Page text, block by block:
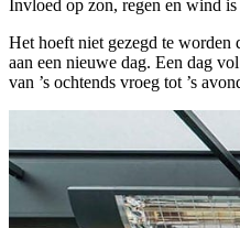
Invloed op zon, regen en wind
Het hoeft niet gezegd te worden
aan een nieuwe dag. Een dag
van ’s ochtends vroeg tot ’s